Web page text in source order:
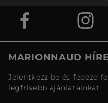
MARIONNAUD
Jelentkezz be és fedezd
legfrisebb ajánlatainkat